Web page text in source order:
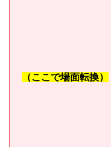
（ここで場面転換）